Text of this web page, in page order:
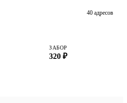
40 адресов
ЗАБОР
320 ₽